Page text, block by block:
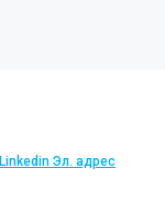
Linkedin Эл. адрес